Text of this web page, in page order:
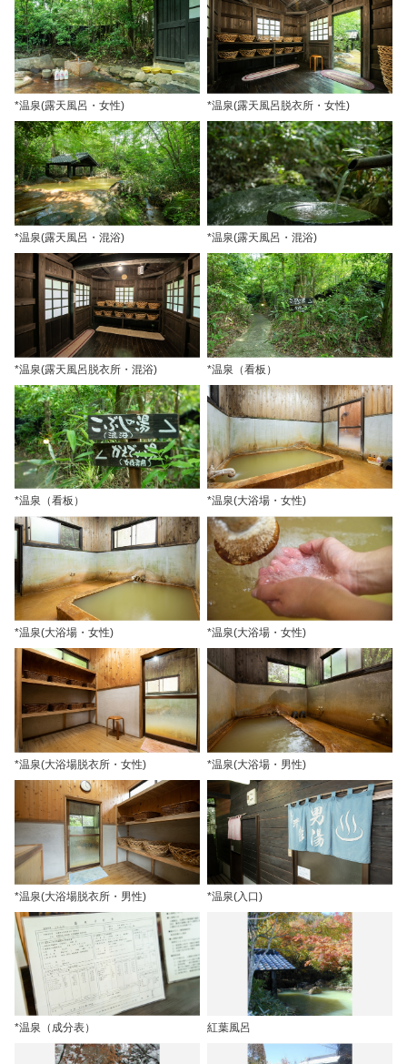
*温泉(露天風呂・女性) *温泉(露天風呂脱衣所・女性)
*温泉(露天風呂・混浴) *温泉(露天風呂・混浴)
*温泉(露天風呂脱衣所・混浴) *温泉（看板）
*温泉（看板） *温泉(大浴場・女性)
*温泉(大浴場・女性) *温泉(大浴場・女性)
*温泉(大浴場脱衣所・女性) *温泉(大浴場・男性)
*温泉(大浴場脱衣所・男性) *温泉(入口)
*温泉（成分表） 紅葉風呂